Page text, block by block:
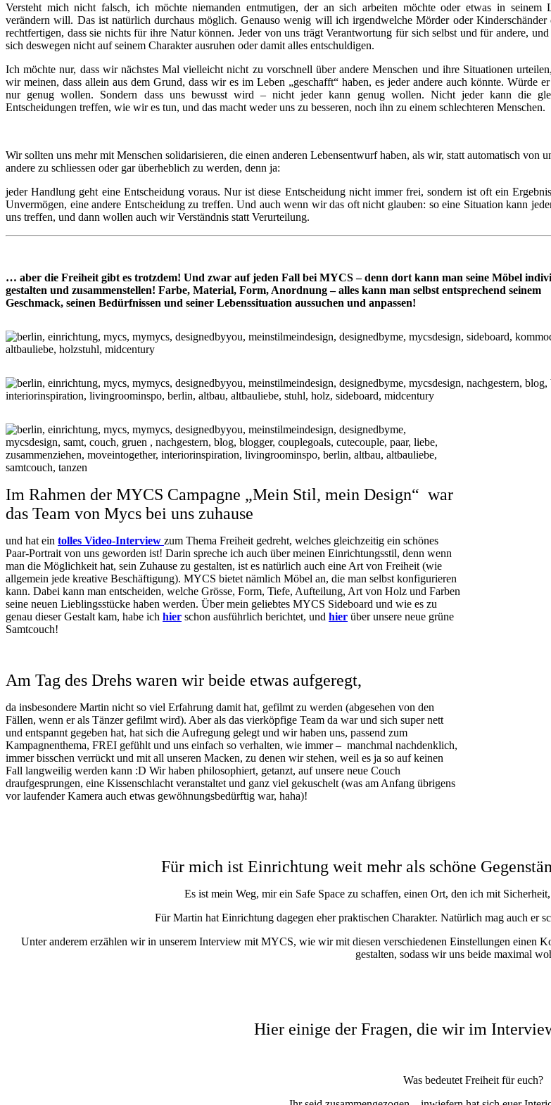
Versteht mich nicht falsch, ich möchte niemanden entmutigen, der an sich arbeiten möchte oder etwas in seinem
verändern will. Das ist natürlich durchaus möglich. Genauso wenig will ich irgendwelche Mörder oder Kinderschänder
rechtfertigen, dass sie nichts für ihre Natur können. Jeder von uns trägt Verantwortung für sich selbst und für andere, und
sich deswegen nicht auf seinem Charakter ausruhen oder damit alles entschuldigen.
Ich möchte nur, dass wir nächstes Mal vielleicht nicht zu vorschnell über andere Menschen und ihre Situationen
wir meinen, dass allein aus dem Grund, dass wir es im Leben „geschafft“ haben, es jeder andere auch könnte. Würde
nur genug wollen. Sondern dass uns bewusst wird – nicht jeder kann genug wollen. Nicht jeder kann die
Entscheidungen treffen, wie wir es tun, und das macht weder uns zu besseren, noch ihn zu einem schlechteren Menschen.
Wir sollten uns mehr mit Menschen solidarisieren, die einen anderen Lebensentwurf haben, als wir, statt automatisch von
andere zu schliessen oder gar überheblich zu werden, denn ja:
jeder Handlung geht eine Entscheidung voraus. Nur ist diese Entscheidung nicht immer frei, sondern ist oft ein
Unvermögen, eine andere Entscheidung zu treffen. Und auch wenn wir das oft nicht glauben: so eine Situation kann
uns treffen, und dann wollen auch wir Verständnis statt Verurteilung.
… aber die Freiheit gibt es trotzdem! Und zwar auf jeden Fall bei MYCS – denn dort kann man seine Möbel
gestalten und zusammenstellen! Farbe, Material, Form, Anordnung – alles kann man selbst entsprechend seinem
Geschmack, seinen Bedürfnissen und seiner Lebenssituation aussuchen und anpassen!
Im Rahmen der MYCS Campagne „Mein Stil, mein Design“ war
das Team von Mycs bei uns zuhause
und hat ein tolles Video-Interview zum Thema Freiheit gedreht, welches gleichzeitig ein schönes
Paar-Portrait von uns geworden ist! Darin spreche ich auch über meinen Einrichtungsstil, denn wenn
man die Möglichkeit hat, sein Zuhause zu gestalten, ist es natürlich auch eine Art von Freiheit (wie
allgemein jede kreative Beschäftigung). MYCS bietet nämlich Möbel an, die man selbst konfigurieren
kann. Dabei kann man entscheiden, welche Grösse, Form, Tiefe, Aufteilung, Art von Holz und Farben
seine neuen Lieblingsstücke haben werden. Über mein geliebtes MYCS Sideboard und wie es zu
genau dieser Gestalt kam, habe ich hier schon ausführlich berichtet, und hier über unsere neue grüne
Samtcouch!
Am Tag des Drehs waren wir beide etwas aufgeregt,
da insbesondere Martin nicht so viel Erfahrung damit hat, gefilmt zu werden (abgesehen von den
Fällen, wenn er als Tänzer gefilmt wird). Aber als das vierköpfige Team da war und sich super nett
und entspannt gegeben hat, hat sich die Aufregung gelegt und wir haben uns, passend zum
Kampagnenthema, FREI gefühlt und uns einfach so verhalten, wie immer – manchmal nachdenklich,
immer bisschen verrückt und mit all unseren Macken, zu denen wir stehen, weil es ja so auf keinen
Fall langweilig werden kann :D Wir haben philosophiert, getanzt, auf unsere neue Couch
draufgesprungen, eine Kissenschlacht veranstaltet und ganz viel gekuschelt (was am Anfang übrigens
vor laufender Kamera auch etwas gewöhnungsbedürftig war, haha)!
Für mich ist Einrichtung weit mehr als schöne
Es ist mein Weg, mir ein Safe Space zu schaffen, einen Ort, den ich mit
Für Martin hat Einrichtung dagegen eher praktischen Charakter. Natürlich mag auch er
Unter anderem erzählen wir in unserem Interview mit MYCS, wie wir mit diesen verschiedenen Einstellungen einen
gestalten, sodass wir uns beide maximal
Hier einige der Fragen, die wir im
Was bedeutet Freiheit für euch?